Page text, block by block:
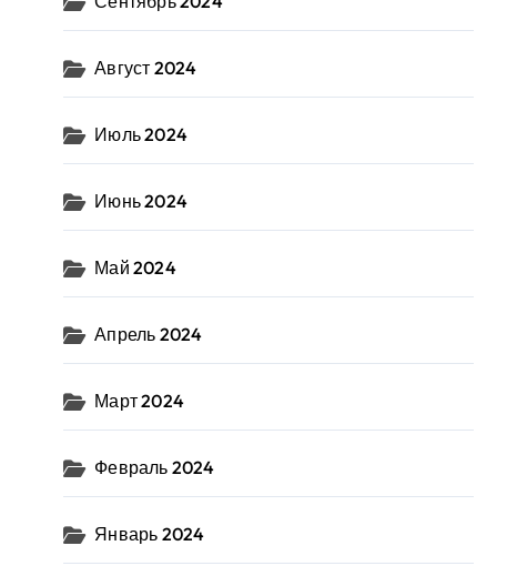
Август 2024
Июль 2024
Июнь 2024
Май 2024
Апрель 2024
Март 2024
Февраль 2024
Январь 2024